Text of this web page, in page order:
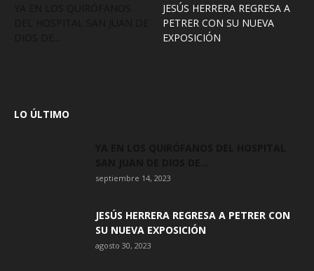
JESÚS HERRERA REGRESA A
PETRER CON SU NUEVA
EXPOSICIÓN
LO ÚLTIMO
septiembre 14, 2023
JESÚS HERRERA REGRESA A PETRER CON
SU NUEVA EXPOSICIÓN
agosto 30, 2023